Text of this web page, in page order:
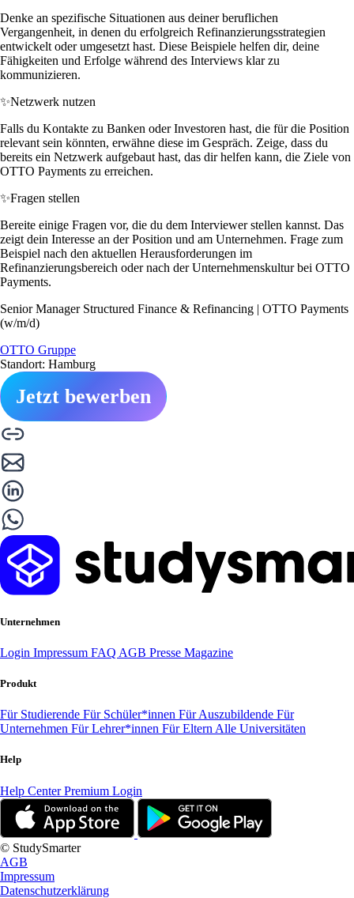
Denke an spezifische Situationen aus deiner beruflichen
Vergangenheit, in denen du erfolgreich Refinanzierungsstrategien
entwickelt oder umgesetzt hast. Diese Beispiele helfen dir, deine
Fähigkeiten und Erfolge während des Interviews klar zu
kommunizieren.
✨Netzwerk nutzen
Falls du Kontakte zu Banken oder Investoren hast, die für die Position
relevant sein könnten, erwähne diese im Gespräch. Zeige, dass du
bereits ein Netzwerk aufgebaut hast, das dir helfen kann, die Ziele von
OTTO Payments zu erreichen.
✨Fragen stellen
Bereite einige Fragen vor, die du dem Interviewer stellen kannst. Das
zeigt dein Interesse an der Position und am Unternehmen. Frage zum
Beispiel nach den aktuellen Herausforderungen im
Refinanzierungsbereich oder nach der Unternehmenskultur bei OTTO
Payments.
Senior Manager Structured Finance & Refinancing | OTTO Payments
(w/m/d)
OTTO Gruppe
Standort: Hamburg
Jetzt bewerben
Unternehmen
Login Impressum FAQ AGB Presse Magazine
Produkt
Für Studierende Für Schüler*innen Für Auszubildende Für
Unternehmen Für Lehrer*innen Für Eltern Alle Universitäten
Help
Help CenterPremium Login
© StudySmarter
AGB
Impressum
Datenschutzerklärung